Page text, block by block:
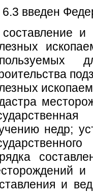
6.3 введен
и
недр;
и
и